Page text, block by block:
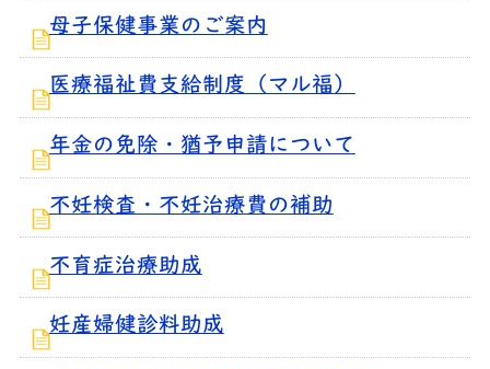
母子保健事業のご案内
医療福祉費支給制度（マル福）
年金の免除・猶予申請について
不妊検査・不妊治療費の補助
不育症治療助成
妊産婦健診料助成